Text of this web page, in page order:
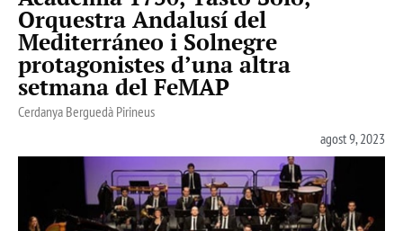
Orquestra Andalusí del
Mediterráneo i Solnegre
protagonistes d’una altra
setmana del FeMAP
Cerdanya Berguedà Pirineus
agost 9, 2023